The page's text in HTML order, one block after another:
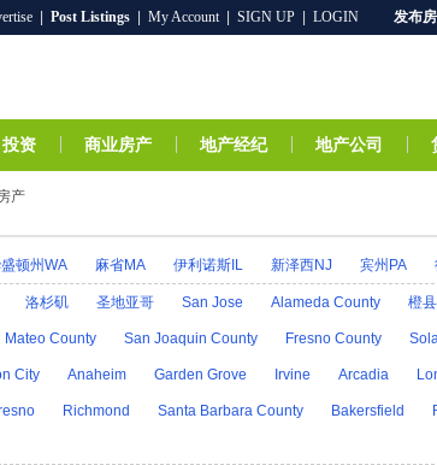
Post Listings My Account SIGN UP LOGIN 发布
投资 商业房产 地产经纪 地产公司
产
顿州WA 麻省MA 伊利诺斯IL 新泽西NJ 宾州PA
爱达荷ID 阿拉斯加AK 印第安那IN 爱荷华IA 堪萨斯KS
密歇根MI 明尼苏达MN 密西西比MS 乔治亚GA 密
科罗拉多CO 新墨西哥NM 康州CT 北卡罗来纳州NC
特拉华DE 罗得岛RI 南卡罗来纳SC 南达科他SD
洛杉矶 圣地亚哥 San Jose Alameda County 橙县
Mateo County San Joaquin County Fresno County
City Anaheim Garden Grove Irvine Arcadia
Richmond Santa Barbara County Bakersfield